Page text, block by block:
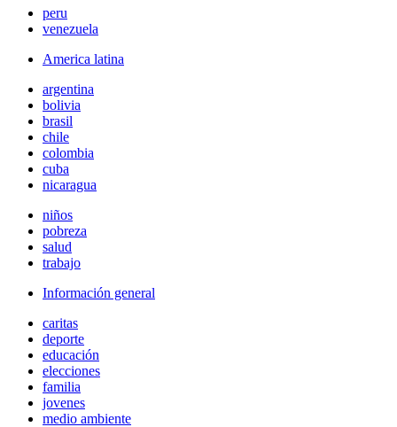
peru
venezuela
America latina
argentina
bolivia
brasil
chile
colombia
cuba
nicaragua
niños
pobreza
salud
trabajo
Información general
caritas
deporte
educación
elecciones
familia
jovenes
medio ambiente